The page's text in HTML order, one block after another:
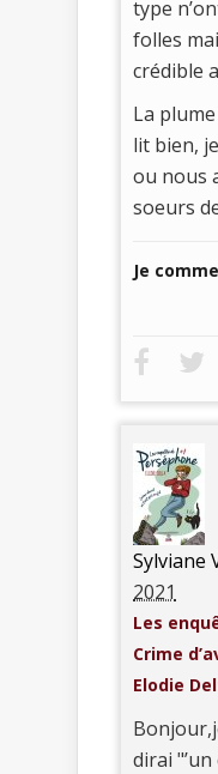
type
folles
crédible
La
lit bien,
ou nous
soeurs
Je
Sylviane
2021
Les
Crime
Elodie
dirai